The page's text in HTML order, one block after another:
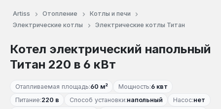
Artiss Отопление
Котлы и печи
Электрические котлы
Электрические котлы Титан
Котел электрический напольный
Титан 220 в 6 кВт
Отапливаемая площадь:60 м² Мощность:6 квт
Питание:220 в Способ установки:напольный Насос:нет